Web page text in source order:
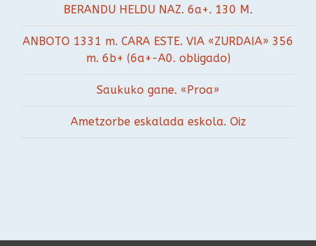
BERANDU HELDU NAZ. 6a+. 130 M.
ANBOTO 1331 m. CARA ESTE. VIA «ZURDAIA» 356
m. 6b+ (6a+-A0. obligado)
Saukuko gane. «Proa»
Ametzorbe eskalada eskola. Oiz